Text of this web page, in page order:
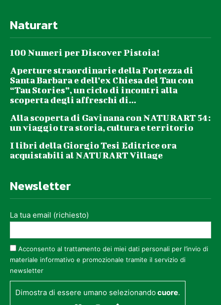
Naturart
100 Numeri per Discover Pistoia!
Aperture straordinarie della Fortezza di
Santa Barbara e dell’ex Chiesa del Tau con
“Tau Stories”, un ciclo di incontri alla
scoperta degli affreschi di...
Alla scoperta di Gavinana con NATURART 54:
un viaggio tra storia, cultura e territorio
I libri della Giorgio Tesi Editrice ora
acquistabili al NATURART Village
Newsletter
La tua email (richiesto)
Acconsento al trattamento dei miei dati personali per l’invio di
materiale informativo e promozionale tramite il servizio di
newsletter
Dimostra di essere umano selezionandocuore.